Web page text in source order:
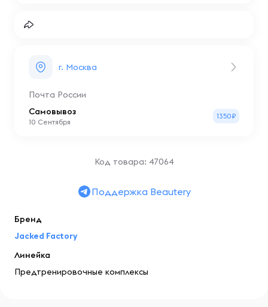
г. Москва
Почта России
Самовывоз
10 Сентября
1350₽
Код товара: 47064
Поддержка Beautery
Бренд
Jacked Factory
Линейка
Предтренировочные комплексы